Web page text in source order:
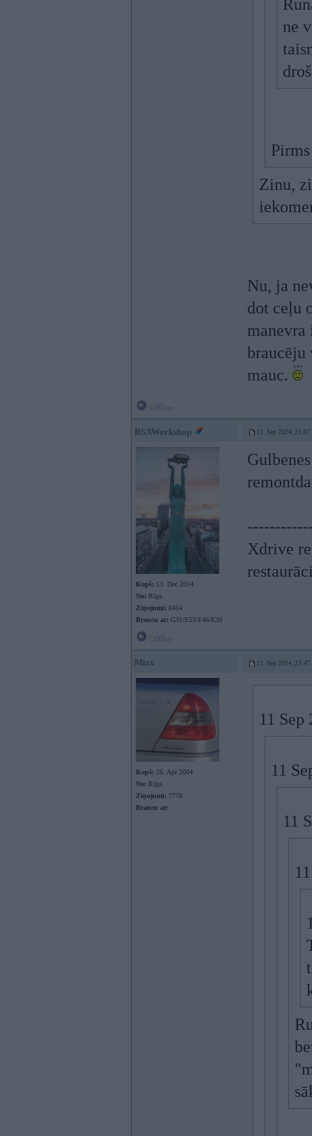
ne
Zinu,
Nu, ja
dot ceļu
manevra
braucēju
mauc.
RSAWorkshop 11. Sep 2024, 23:07
Kopš: 13. Dec 2014
No: Rīga
Ziņojumi: 8414
Braucu ar: G31/E53/E46/E39
Xdrive
Mizx 11. Sep 2024, 23:47
Kopš: 26. Apr 2004
No: Rīga
Ziņojumi: 7778
Braucu ar:
11
11
11